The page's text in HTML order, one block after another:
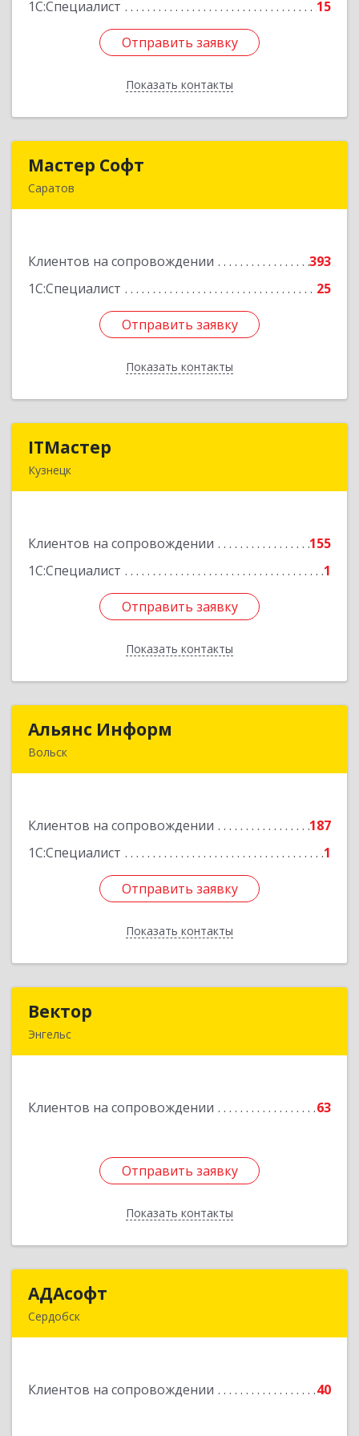
1С:Специалист 15
Отправить заявку
Показать контакты
Отправить заявку
Назад
Мастер Софт
Саратов
Клиентов на сопровождении
393
1С:Специалист
25
Отправить заявку
Показать контакты
Подробнее
Отправить заявку
Назад
ITМастер
Кузнецк
Клиентов на сопровождении
155
1С:Специалист
1
Отправить заявку
Показать контакты
Подробнее
Отправить заявку
Назад
Альянс Информ
Вольск
Клиентов на сопровождении
187
1С:Специалист
1
Отправить заявку
Показать контакты
Подробнее
Отправить заявку
Назад
Вектор
Энгельс
Клиентов на сопровождении 63
Отправить заявку
Показать контакты
Подробнее
Отправить заявку
Назад
АДАсофт
Сердобск
Клиентов на сопровождении 40
Подробнее